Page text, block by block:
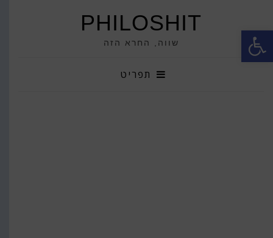
פתח סרגל נגישות PHILOSHIT
שווה, החרא הזה
תפריט